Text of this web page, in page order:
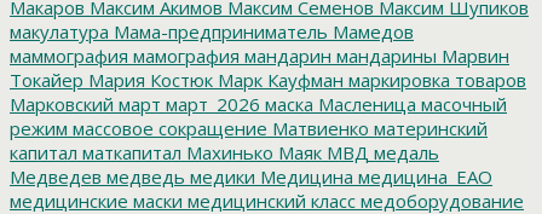
Макаров Максим Акимов Максим Семенов Максим Шупиков
макулатура Мама-предприниматель Мамедов
маммография мамография мандарин мандарины Марвин
Токайер Мария Костюк Марк Кауфман маркировка товаров
Марковский март март_2026 маска Масленица масочный
режим массовое сокращение Матвиенко материнский
капитал маткапитал Махинько Маяк МВД медаль
Медведев медведь медики Медицина медицина_ЕАО
медицинские маски медицинский класс медоборудование